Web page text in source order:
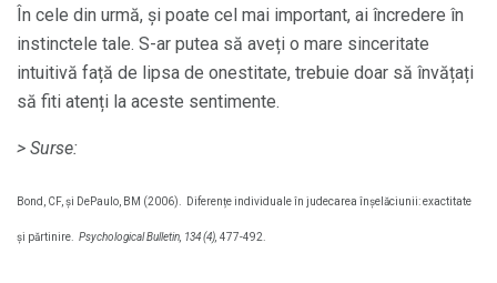
În cele din urmă, și poate cel mai important, ai încredere în
instinctele tale. S-ar putea să aveți o mare sinceritate
intuitivă față de lipsa de onestitate, trebuie doar să învățați
să fiti atenți la aceste sentimente.
> Surse:
Bond, CF, și DePaulo, BM (2006). Diferențe individuale în judecarea înșelăciunii: exactitate
și părtinire. Psychological Bulletin, 134 (4), 477-492.